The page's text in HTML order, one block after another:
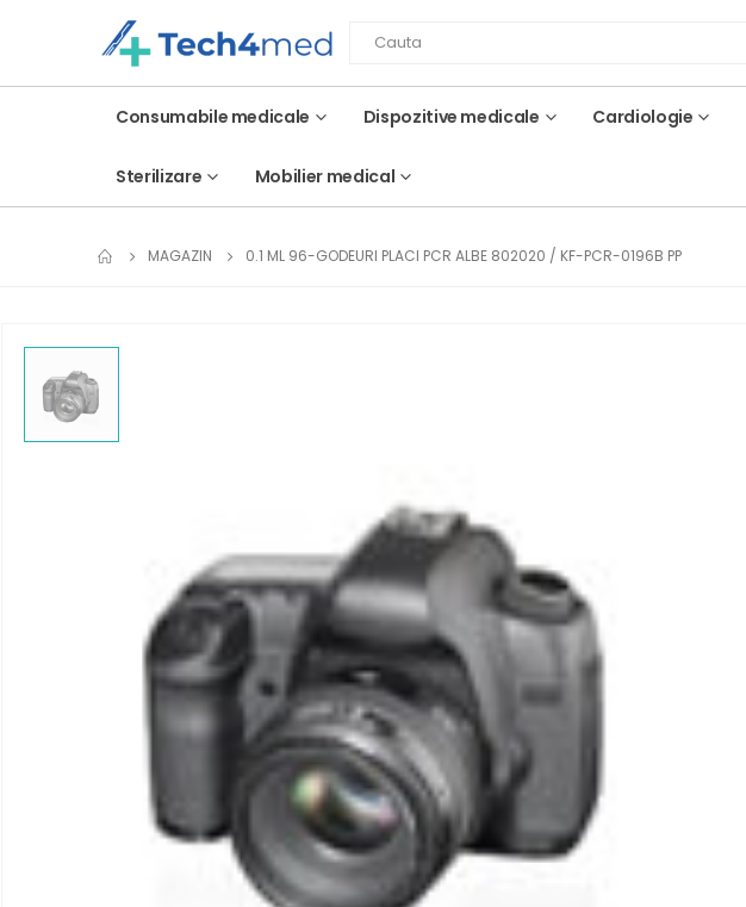
Consumabile medicale Dispozitive medicale Cardiologie
Sterilizare Mobilier medical
MAGAZIN 0.1 ML 96-GODEURI PLACI PCR ALBE 802020 / KF-PCR-0196B PP